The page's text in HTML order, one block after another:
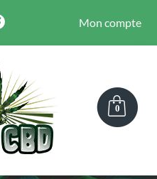
Mon compte
0